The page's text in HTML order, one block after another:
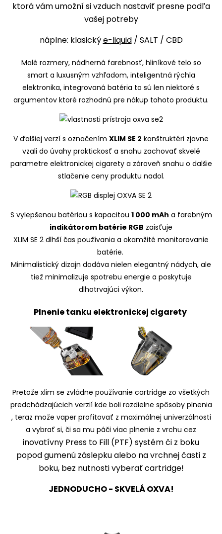
ktorá vám umožní si vzduch nastaviť presne podľa
vašej potreby
náplne: klasickýe-liquid/ SALT / CBD
Malé rozmery, nádherná farebnosť, hliníkové telo so
smart a luxusným vzhľadom, inteligentná rýchla
elektronika, integrovaná batéria to sú len niektoré s
argumentov ktoré rozhodnú pre nákup tohoto produktu.
V ďalšiej verzí s označením XLIM SE 2 konštruktéri zjavne
vzali do úvahy praktickosť a snahu zachovať skvelé
parametre elektronickej cigarety a zároveň snahu o dalšie
stlačenie ceny produktu nadol.
S vylepšenou batériou s kapacitou 1 000 mAh a farebným
indikátorom batérie RGB zaisťuje
XLIM SE 2 dlhší čas používania a okamžité monitorovanie
batérie.
Minimalistický dizajn dodáva nielen elegantný nádych, ale
tiež minimalizuje spotrebu energie a poskytuje
dlhotrvajúci výkon.
Plnenie tanku elektronickej cigarety
Pretože xlim se zvládne používanie cartridge zo všetkých
predchádzajúcich verzií kde boli rozdielne spôsoby plnenia
, teraz može vaper profitovať z maximálnej univerzálnosti
a vybrať si, či sa mu páči viac plnenie z vrchu cez
inovatívny Press to Fill (PTF) systém či z boku
popod gumenú záslepku alebo na vrchnej časti z
boku, bez nutnosti vyberať cartridge!
JEDNODUCHO - SKVELÁ OXVA!